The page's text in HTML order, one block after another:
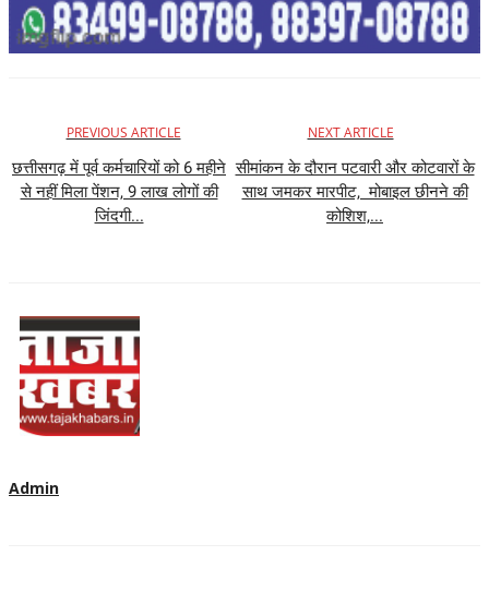
PREVIOUS ARTICLE
छत्तीसगढ़ में पूर्व कर्मचारियों को 6 महीने
से नहीं मिला पेंशन, 9 लाख लोगों की
जिंदगी...
NEXT ARTICLE
सीमांकन के दौरान पटवारी और कोटवारों के
साथ जमकर मारपीट, मोबाइल छीनने की
कोशिश,...
Admin